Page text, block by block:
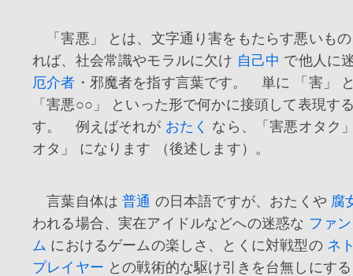
「害悪」 とは、文字通り害をもたらす悪いも
れば、社会常識やモラルに欠け 自己中 で他人に
厄介者 ・邪魔者を指す言葉です。 単に 「害」
「害悪○○」 といった形で何かに接頭して表現す
す。 例えばそれが おたく なら、「害悪オタク
オタ」 になります （後述します）。
言葉自体は普通 の日本語ですが、おたくや 腐
われる場合、実在アイドルなどへの迷惑な ファン
ム におけるゲームの楽しさ、とくに対戦型の ネ
プレイヤー との戦術的な駆け引きを台無しにす